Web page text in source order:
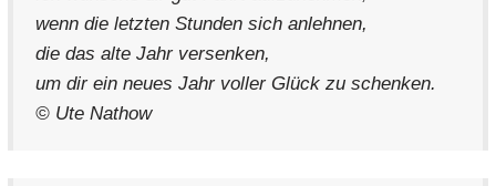
wenn die letzten Stunden sich anlehnen,
die das alte Jahr versenken,
um dir ein neues Jahr voller Glück zu schenken.
© Ute Nathow